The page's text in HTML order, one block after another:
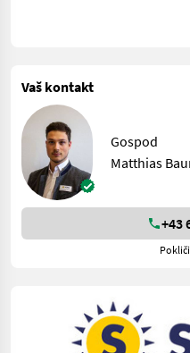
Vaš kontakt
Gospod
Matthias
+43